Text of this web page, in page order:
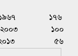
- ১৯৬৭ ১৭৬
- ২০০৩ ১০০
- ২০১৩ ৫৬